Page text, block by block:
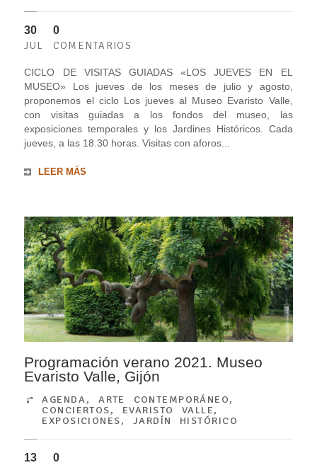
30
JUL
0
COMENTARIOS
CICLO DE VISITAS GUIADAS «LOS JUEVES EN EL
MUSEO» Los jueves de los meses de julio y agosto,
proponemos el ciclo Los jueves al Museo Evaristo Valle,
con visitas guiadas a los fondos del museo, las
exposiciones temporales y los Jardines Históricos. Cada
jueves, a las 18.30 horas. Visitas con aforos...
LEER MÁS
Programación verano 2021. Museo
Evaristo Valle, Gijón
AGENDA,ARTE CONTEMPORÁNEO,
CONCIERTOS, EVARISTO VALLE,
EXPOSICIONES, JARDÍN HISTÓRICO
13 0